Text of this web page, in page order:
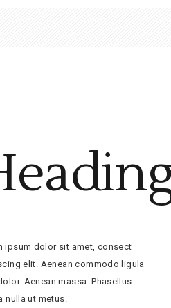
ipsum dolor sit amet, consect
elit. Aenean commodo ligula
Aenean massa. Phasellus
nulla ut metus.